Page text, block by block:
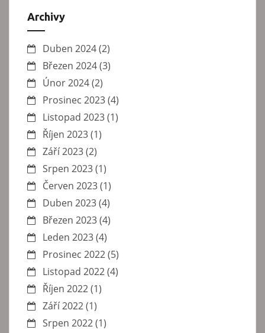
Archivy
Duben 2024(2)
Březen 2024(3)
Únor 2024(2)
Prosinec 2023(4)
Listopad 2023(1)
Říjen 2023(1)
Září 2023(2)
Srpen 2023(1)
Červen 2023(1)
Duben 2023(4)
Březen 2023(4)
Leden 2023(4)
Prosinec 2022(5)
Listopad 2022(4)
Říjen 2022(1)
Září 2022(1)
Srpen 2022(1)